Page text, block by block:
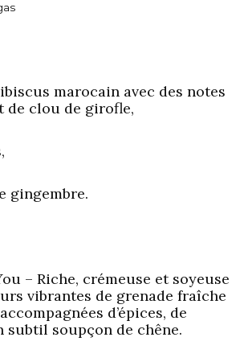
marocain avec des notes
de clou de girofle,
gingembre.
– Riche, crémeuse et soyeuse
vibrantes de grenade fraîche
d’épices, de
subtil soupçon de chêne.